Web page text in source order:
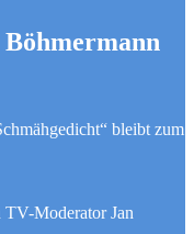
bleibt zum
Moderator Jan